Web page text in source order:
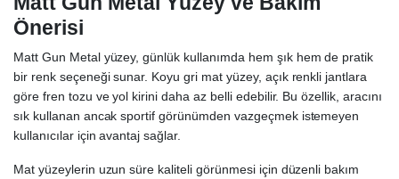
Önerisi
Matt Gun Metal yüzey, günlük kullanımda hem şık hem de pratik
bir renk seçeneği sunar. Koyu gri mat yüzey, açık renkli jantlara
göre fren tozu ve yol kirini daha az belli edebilir. Bu özellik, aracını
sık kullanan ancak sportif görünümden vazgeçmek istemeyen
kullanıcılar için avantaj sağlar.
Mat yüzeylerin uzun süre kaliteli görünmesi için düzenli bakım